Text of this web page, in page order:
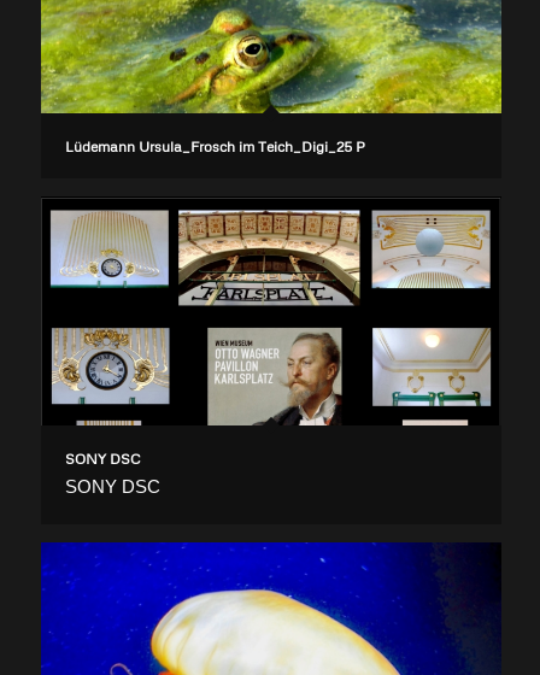
Lüdemann Ursula_Frosch im Teich_Digi_25 P
SONY DSC
SONY DSC